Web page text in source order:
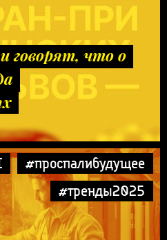
говорят, что о
#проспалибудущее
#тренды2025